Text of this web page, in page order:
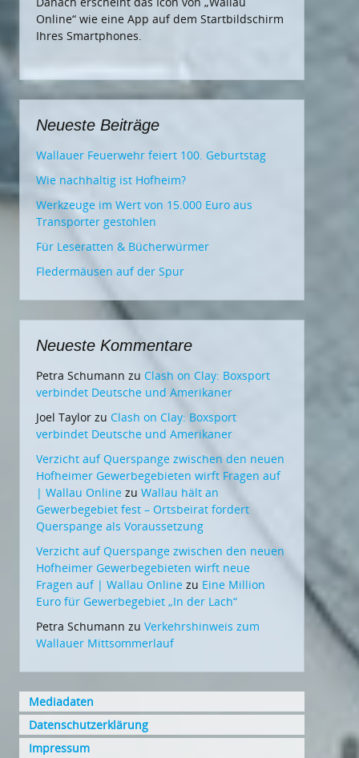
Online“ wie eine App auf dem Startbildschirm
Ihres Smartphones.
Neueste Beiträge
Wallauer Feuerwehr feiert 100. Geburtstag
Wie nachhaltig ist Hofheim?
Werkzeuge im Wert von 15.000 Euro aus
Transporter gestohlen
Für Leseratten & Bücherwürmer
Fledermäusen auf der Spur
Neueste Kommentare
Petra Schumann zu Clash on Clay: Boxsport
verbindet Deutsche und Amerikaner
Joel Taylor zu Clash on Clay: Boxsport
verbindet Deutsche und Amerikaner
Verzicht auf Querspange zwischen den neuen
Hofheimer Gewerbegebieten wirft Fragen auf
| Wallau Online zu Wallau hält an
Gewerbegebiet fest – Ortsbeirat fordert
Querspange als Voraussetzung
Verzicht auf Querspange zwischen den neuen
Hofheimer Gewerbegebieten wirft neue
Fragen auf | Wallau Online zu Eine Million
Euro für Gewerbegebiet „In der Lach“
Petra Schumann zu Verkehrshinweis zum
Wallauer Mittsommerlauf
Mediadaten
Datenschutzerklärung
Impressum